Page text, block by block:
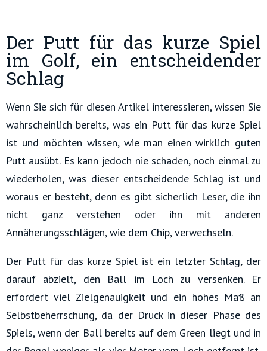
Der Putt für das kurze Spiel
im Golf, ein entscheidender
Schlag
Wenn Sie sich für diesen Artikel interessieren, wissen Sie
wahrscheinlich bereits, was ein Putt für das kurze Spiel
ist und möchten wissen, wie man einen wirklich guten
Putt ausübt. Es kann jedoch nie schaden, noch einmal zu
wiederholen, was dieser entscheidende Schlag ist und
woraus er besteht, denn es gibt sicherlich Leser, die ihn
nicht ganz verstehen oder ihn mit anderen
Annäherungsschlägen, wie dem Chip, verwechseln.
Der Putt für das kurze Spiel ist ein letzter Schlag, der
darauf abzielt, den Ball im Loch zu versenken. Er
erfordert viel Zielgenauigkeit und ein hohes Maß an
Selbstbeherrschung, da der Druck in dieser Phase des
Spiels, wenn der Ball bereits auf dem Green liegt und in